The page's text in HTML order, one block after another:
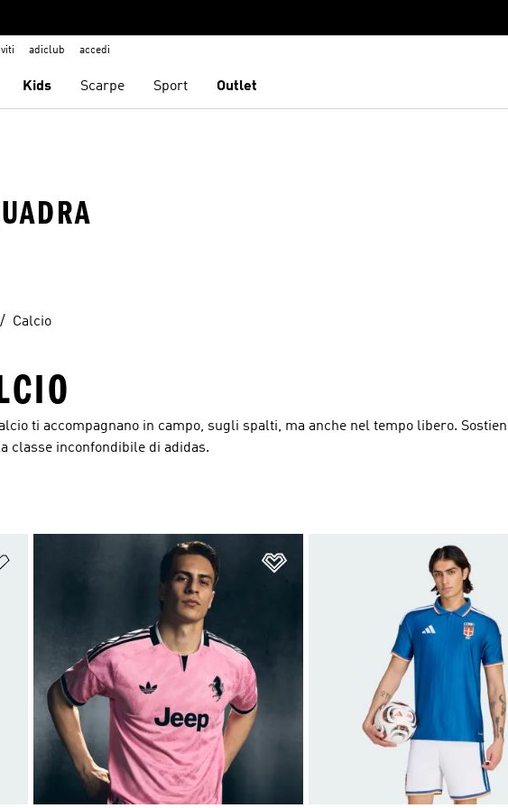
adiclub accedi
Kids Scarpe Sport Outlet
Calcio
ti accompagnano in campo, sugli spalti, ma anche nel tempo libero.
classe inconfondibile di adidas.
Aggiungi alla lista dei desideri Aggiungi alla lista dei desideri